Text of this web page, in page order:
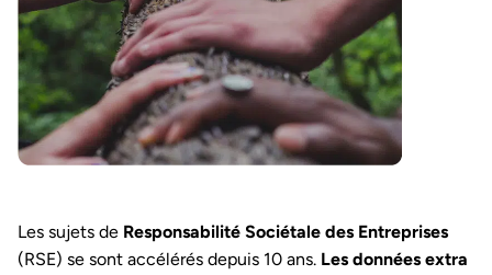
Les sujets de Responsabilité Sociétale des Entreprises
(RSE) se sont accélérés depuis 10 ans. Les données extra